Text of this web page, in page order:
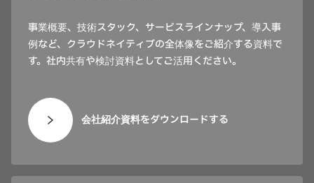
事業概要、技術スタック、サービスラインナップ、導入事
例など、クラウドネイティブの全体像をご紹介する資料で
す。社内共有や検討資料としてご活用ください。
会社紹介資料をダウンロードする